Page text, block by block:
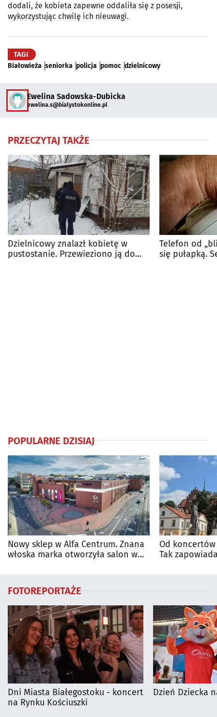
dodali, że kobieta zapewne oddaliła się z posesji,
wykorzystując chwilę ich nieuwagi.
TAGI
Białowieża seniorka policja pomoc dzielnicowy
Ewelina Sadowska-Dubicka
ewelina.s@bialystokonline.pl
PRZECZYTAJ TAKŻE
Dzielnicowy znalazł kobietę w
pustostanie. Przewieziono ją do
Telefon od
się pułapką.
POPULARNE DZISIAJ
Nowy sklep w Alfa Centrum. Znana
włoska marka otworzyła salon w
Od
Tak
FOTOREPORTAŻE
Dni Miasta Białegostoku - koncert
na Rynku Kościuszki
Dzień Dziecka